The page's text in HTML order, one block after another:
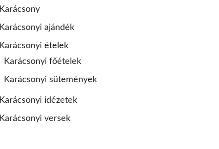
Karácsony
Karácsonyi ajándék
Karácsonyi ételek
Karácsonyi főételek
Karácsonyi sütemények
Karácsonyi idézetek
Karácsonyi versek